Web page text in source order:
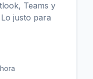
Teams y
justo para